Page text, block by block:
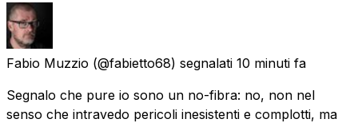
Fabio Muzzio (@fabietto68) segnalati 10 minuti fa
Segnalo che pure io sono un no-fibra: no, non nel
senso che intravedo pericoli inesistenti e complotti, ma